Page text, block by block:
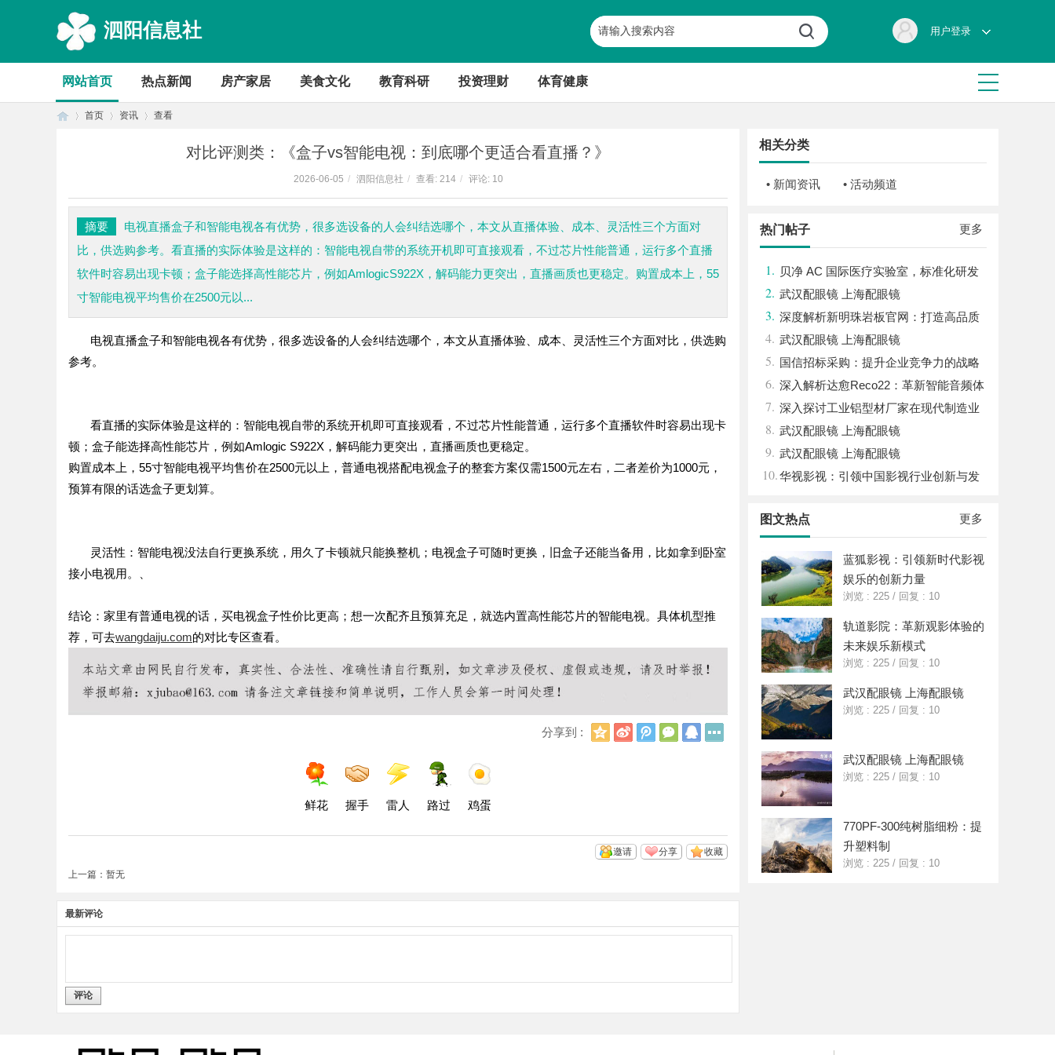
泗阳信息社 用户登录
网站首页 热点新闻 房产家居 美食文化 教育科研 投资理财 体育健康
首页 资讯 查看
对比评测类：《盒子vs智能电视：到底哪个更适合看直播？》
2026-06-05 / 泗阳信息社 / 查看: 214 / 评论: 10
摘要
电视直播盒子和智能电视各有优势，很多选设备的人会纠结选哪个，本文从直播体验、成本、灵活性三个方面对
比，供选购参考。看直播的实际体验是这样的：智能电视自带的系统开机即可直接观看，不过芯片性能普通，运行多个直播
软件时容易出现卡顿；盒子能选择高性能芯片，例如AmlogicS922X，解码能力更突出，直播画质也更稳定。购置成本上，55
寸智能电视平均售价在2500元以...
电视直播盒子和智能电视各有优势，很多选设备的人会纠结选哪个，本文从直播体验、成本、灵活性三个方面对比，供选购
参考。
看直播的实际体验是这样的：智能电视自带的系统开机即可直接观看，不过芯片性能普通，运行多个直播软件时容易出现卡
顿；盒子能选择高性能芯片，例如Amlogic S922X ，解码能力更突出，直播画质也更稳定。
购置成本上， 55寸智能电视平均售价在2500元以上，普通电视搭配电视盒子的整套方案仅需1500元左右，二者差价为1000元，
预算有限的话选盒子更划算。
灵活性：智能电视没法自行更换系统，用久了卡顿就只能换整机；电视盒子可随时更换，旧盒子还能当备用，比如拿到卧室
接小电视用。
结论：家里有普通电视的话，买电视盒子性价比更高；想一次配齐且预算充足，就选内置高性能芯片的智能电视。具体机型推
荐，可去wangdaiju.com的对比专区查看。
分享到 :
Q
新
浪
腾
讯
微
信
Q
鲜花 握手 雷人 路过 鸡蛋
收藏
分享
邀请
上一篇：暂无
最新评论
评论
相关分类
• 新闻资讯 • 活动频道
更多
热门帖子
1. 贝净 AC 国际医疗实验室，标准化研发
体系全解析
2. 武汉配眼镜 上海配眼镜
3. 深度解析新明珠岩板官网：打造高品质
岩板行业标杆平台
4. 武汉配眼镜 上海配眼镜
5. 国信招标采购：提升企业竞争力的战略
利器解析
6. 深入解析达愈Reco22：革新智能音频体
验的先锋技术
7. 深入探讨工业铝型材厂家在现代制造业
中的重要角色与发展趋势
8. 武汉配眼镜 上海配眼镜
9. 武汉配眼镜 上海配眼镜
10.华视影视：引领中国影视行业创新与发
更多
图文热点
蓝狐影视：引领新时代影视
娱乐的创新力量
浏览 : 225 / 回复 : 10
轨道影院：革新观影体验的
未来娱乐新模式
浏览 : 225 / 回复 : 10
武汉配眼镜 上海配眼镜
浏览 : 225 / 回复 : 10
武汉配眼镜 上海配眼镜
浏览 : 225 / 回复 : 10
770PF-300纯树脂细粉：提
升塑料制
浏览 : 225 / 回复 : 10